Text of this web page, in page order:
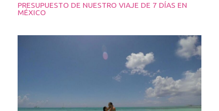
PRESUPUESTO DE NUESTRO VIAJE DE 7 DÍAS EN
MÉXICO